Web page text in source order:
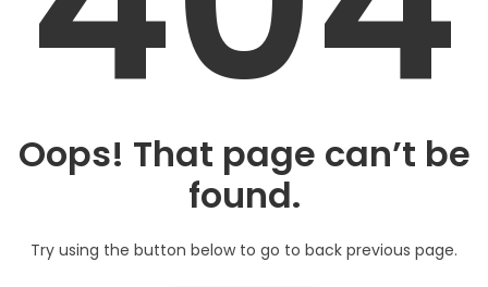
Oops! That page can’t be
found.
Try using the button below to go to back previous page.